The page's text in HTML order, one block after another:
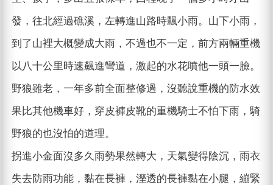
發，往北經過礁溪，左轉進山路時飄小雨。山下小雨，
到了山裡大概變成大雨，不過也不一定，前方兩輛重機
以八十公里時速飆進彎道，激起的水花噴他一頭一臉。
野狼雖老，一年多前全面整修過，沒聽說重機的防水效
果比其他機車好，穿皮褲皮靴的重機騎士不怕下雨，騎
野狼的也沒怕的道理。
拐進小金面沒多久雨勢果然轉大，天氣變得陰沉，雨衣
失去防雨功能，黏在長褲，溼透的長褲黏在小腿，繃緊